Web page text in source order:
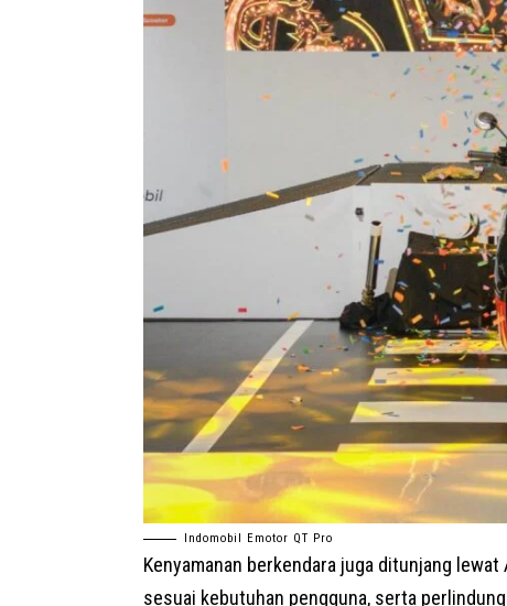
Indomobil Emotor QT Pro
Kenyamanan berkendara juga ditunjang
sesuai kebutuhan pengguna, serta